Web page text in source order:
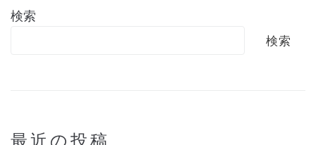
検索
検索
最近の投稿